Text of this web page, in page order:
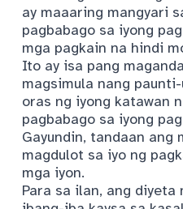
ay maaaring mangyari
pagbabago sa iyong
mga pagkain na hindi
Ito ay isa pang
magsimula nang
oras ng iyong katawan
pagbabago sa iyong
Gayundin, tandaan ang
magdulot sa iyo ng
mga iyon.
Para sa ilan, ang diyeta